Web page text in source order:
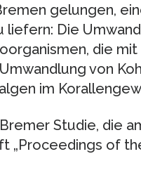
gelungen,
liefern: Die
die
von
im
Studie, die
„Proceedings of